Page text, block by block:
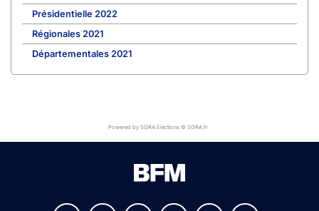
Présidentielle 2022
Régionales 2021
Départementales 2021
Powered by SORA Elections © SORA.fr